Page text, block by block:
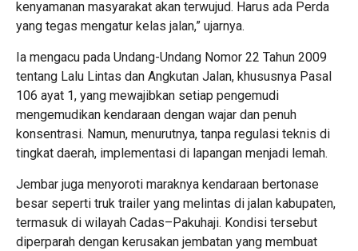
kenyamanan masyarakat akan terwujud. Harus ada Perda
yang tegas mengatur kelas jalan,” ujarnya.
Ia mengacu pada Undang-Undang Nomor 22 Tahun 2009
tentang Lalu Lintas dan Angkutan Jalan, khususnya Pasal
106 ayat 1, yang mewajibkan setiap pengemudi
mengemudikan kendaraan dengan wajar dan penuh
konsentrasi. Namun, menurutnya, tanpa regulasi teknis di
tingkat daerah, implementasi di lapangan menjadi lemah.
Jembar juga menyoroti maraknya kendaraan bertonase
besar seperti truk trailer yang melintas di jalan kabupaten,
termasuk di wilayah Cadas–Pakuhaji. Kondisi tersebut
diperparah dengan kerusakan jembatan yang membuat